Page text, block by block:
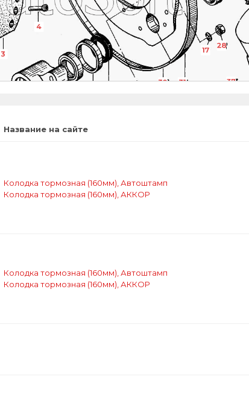
28
17
30 31 37
37
3
4
37
Название на сайте
Колодка тормозная (160мм), Автоштамп
Колодка тормозная (160мм), АККОР
Колодка тормозная (160мм), Автоштамп
Колодка тормозная (160мм), АККОР